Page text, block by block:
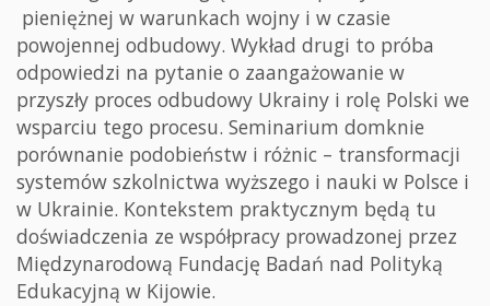
pieniężnej w warunkach wojny i w czasie
powojennej odbudowy. Wykład drugi to próba
odpowiedzi na pytanie o zaangażowanie w
przyszły proces odbudowy Ukrainy i rolę Polski we
wsparciu tego procesu. Seminarium domknie
porównanie podobieństw i różnic – transformacji
systemów szkolnictwa wyższego i nauki w Polsce i
w Ukrainie. Kontekstem praktycznym będą tu
doświadczenia ze współpracy prowadzonej przez
Międzynarodową Fundację Badań nad Polityką
Edukacyjną w Kijowie.